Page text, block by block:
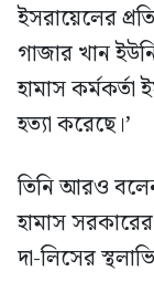
ইসরায়েলের
গাজার খান
হামাস
হত্যা করেছে।’
তিনি আরও
হামাস সরকারের
দা-লিসের